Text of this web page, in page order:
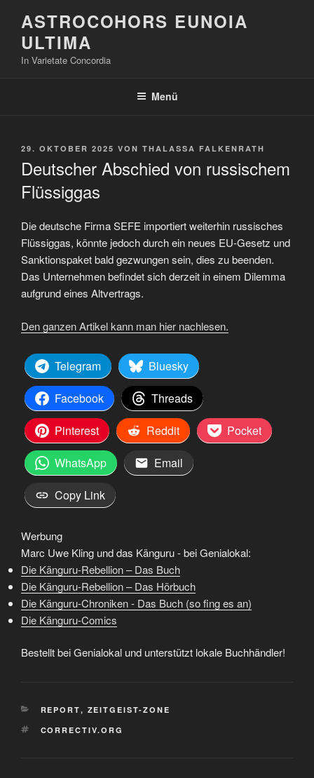
Inhalt
springen
ASTROCOHORS EUNOIA
ULTIMA
In Varietate Concordia
Menü
VERÖFFENTLICHT
29. OKTOBER 2025 VON THALASSA FALKENRATH
Deutscher Abschied von russischem
Flüssiggas
Die deutsche Firma SEFE importiert weiterhin russisches
Flüssiggas, könnte jedoch durch ein neues EU-Gesetz und
Sanktionspaket bald gezwungen sein, dies zu beenden.
Das Unternehmen befindet sich derzeit in einem Dilemma
aufgrund eines Altvertrags.
Den ganzen Artikel kann man hier nachlesen.
Telegram
Bluesky
Facebook
Threads
Pinterest
Reddit
Pocket
WhatsApp
Email
Copy Link
Werbung
Marc Uwe Kling und das Känguru - bei Genialokal:
Die Känguru-Rebellion – Das Buch
Die Känguru-Rebellion – Das Hörbuch
Die Känguru-Chroniken - Das Buch (so fing es an)
Die Känguru-Comics
Bestellt bei Genialokal und unterstützt lokale Buchhändler!
KATEGORIEN
REPORT, ZEITGEIST-ZONE
SCHLAGWÖRTER
CORRECTIV.ORG